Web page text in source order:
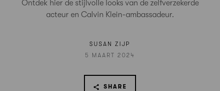
Ontdek hier de stijlvolle looks van de zelfverzekerde
acteur en Calvin Klein-ambassadeur.
SUSAN ZIJP
5 MAART 2024
SHARE